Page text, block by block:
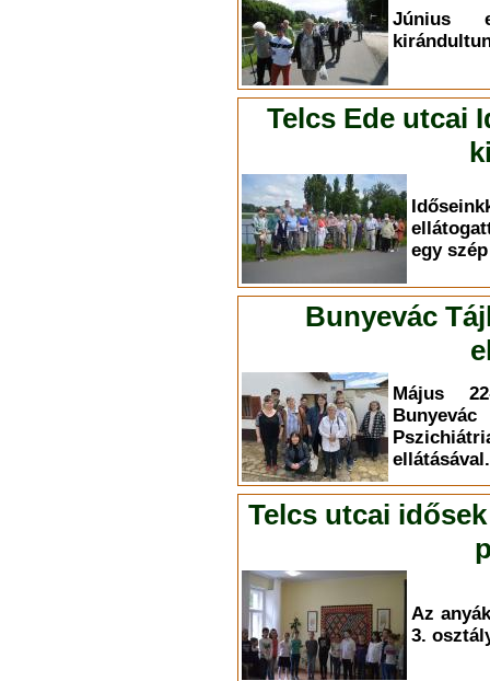
Június
Telcs Ede utcai
egy
Bunyevác
Május
ellátásával.
Telcs utcai
Az
3.